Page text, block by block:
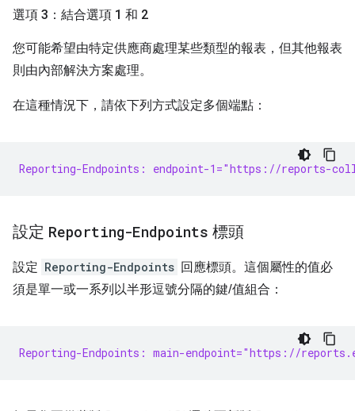
選項 3：結合選項 1 和 2
您可能希望由特定供應商處理某些類型的報表，但其他報表
則由內部解決方案處理。
在這種情況下，請依下列方式設定多個端點：
Reporting-Endpoints: endpoint-1="https://reports-
設定 Reporting-Endpoints 標頭
設定 Reporting-Endpoints 回應標頭。這個屬性的值必
須是單一或一系列以半形逗號分隔的鍵/值組合：
Reporting-Endpoints: main-endpoint="https://